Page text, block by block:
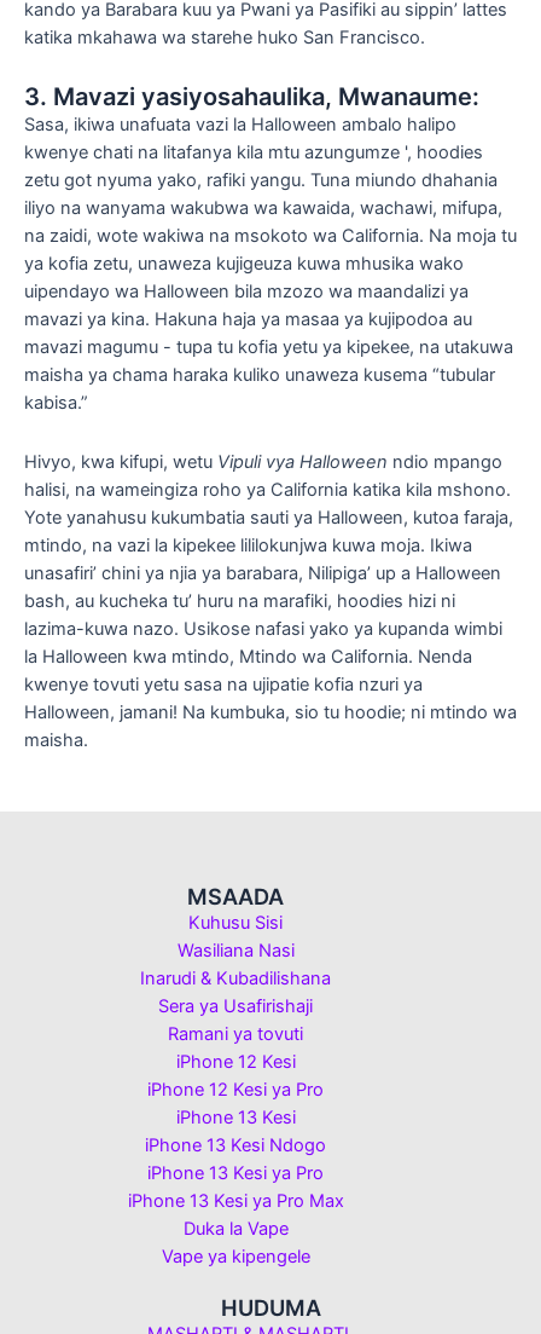
kando ya Barabara kuu ya Pwani ya Pasifiki au sippin’ lattes
katika mkahawa wa starehe huko San Francisco.
3. Mavazi yasiyosahaulika, Mwanaume:
Sasa, ikiwa unafuata vazi la Halloween ambalo halipo
kwenye chati na litafanya kila mtu azungumze ', hoodies
zetu got nyuma yako, rafiki yangu. Tuna miundo dhahania
iliyo na wanyama wakubwa wa kawaida, wachawi, mifupa,
na zaidi, wote wakiwa na msokoto wa California. Na moja tu
ya kofia zetu, unaweza kujigeuza kuwa mhusika wako
uipendayo wa Halloween bila mzozo wa maandalizi ya
mavazi ya kina. Hakuna haja ya masaa ya kujipodoa au
mavazi magumu - tupa tu kofia yetu ya kipekee, na utakuwa
maisha ya chama haraka kuliko unaweza kusema “tubular
kabisa.”
Hivyo, kwa kifupi, wetu Vipuli vya Halloween ndio mpango
halisi, na wameingiza roho ya California katika kila mshono.
Yote yanahusu kukumbatia sauti ya Halloween, kutoa faraja,
mtindo, na vazi la kipekee lililokunjwa kuwa moja. Ikiwa
unasafiri’ chini ya njia ya barabara, Nilipiga’ up a Halloween
bash, au kucheka tu’ huru na marafiki, hoodies hizi ni
lazima-kuwa nazo. Usikose nafasi yako ya kupanda wimbi
la Halloween kwa mtindo, Mtindo wa California. Nenda
kwenye tovuti yetu sasa na ujipatie kofia nzuri ya
Halloween, jamani! Na kumbuka, sio tu hoodie; ni mtindo wa
maisha.
MSAADA
Kuhusu Sisi
Wasiliana Nasi
Inarudi & Kubadilishana
Sera ya Usafirishaji
Ramani ya tovuti
iPhone 12 Kesi
iPhone 12 Kesi ya Pro
iPhone 13 Kesi
iPhone 13 Kesi Ndogo
iPhone 13 Kesi ya Pro
iPhone 13 Kesi ya Pro Max
Duka la Vape
Vape ya kipengele
HUDUMA